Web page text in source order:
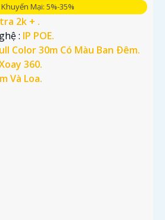
Mại: 5%-35%
2k + .
: IP POE.
Color 30m Có Màu Ban Ðêm.
360.
Và Loa.